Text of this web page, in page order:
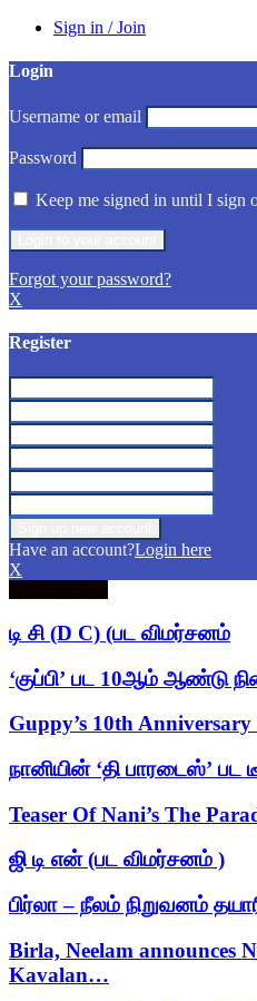
Sign in / Join
Login
Username or email
Password
Keep me signed in until I sign
Forgot your password?
X
Register
Have an account?Login here
X
டி சி (D C) (பட விமர்சனம்
‘குப்பி’ பட 10ஆம் ஆண்டு
Guppy’s 10th
நானியின் ‘தி பாரடைஸ்’ பட
Teaser Of Nani’s The
ஜி டி என் (பட விமர்சனம் )
பிர்லா – நீலம் நிறுவனம்
Birla, Neelam announces
Kavalan…